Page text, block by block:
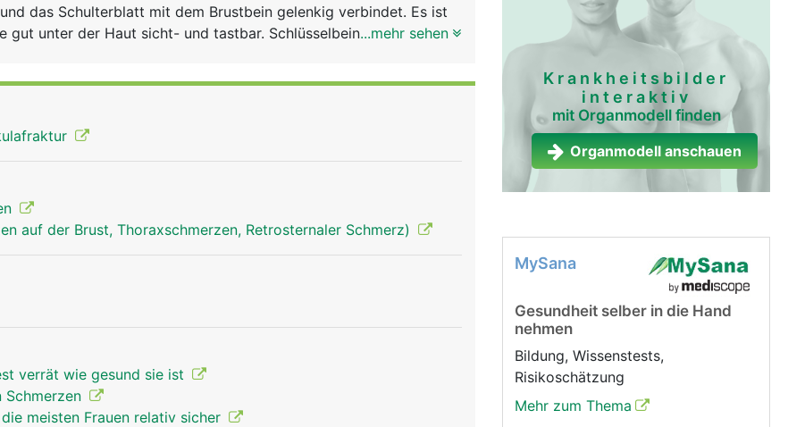
das Schulterblatt mit dem Brustbein gelenkig verbindet. Es ist
gut unter der Haut sicht- und tastbar. Schlüsselbein und...mehr sehen
auf der Brust, Thoraxschmerzen, Retrosternaler Schmerz)
verrät wie gesund sie ist
Schmerzen
meisten Frauen relativ sicher
Krankheitsbilder
interaktiv
mit Organmodell finden
Organmodell anschauen
MySana
Gesundheit selber in die Hand
nehmen
Bildung, Wissenstests,
Risikoschätzung
Mehr zum Thema